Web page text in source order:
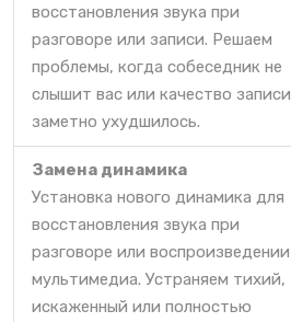
восстановления звука при
разговоре или записи. Решаем
проблемы, когда собеседник не
слышит вас или качество записи
заметно ухудшилось.
Замена динамика
Установка нового динамика для
восстановления звука при
разговоре или воспроизведении
мультимедиа. Устраняем тихий,
искаженный или полностью